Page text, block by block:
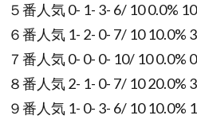
５番人気 0- 1- 3- 6/ 10 0.0%
６番人気 1- 2- 0- 7/ 10 10.0%
７番人気 0- 0- 0- 10/ 10 0.0%
８番人気 2- 1- 0- 7/ 10 20.0%
９番人気 1- 0- 3- 6/ 10 10.0%